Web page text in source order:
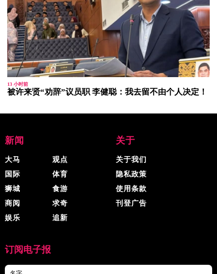
13 小时前
被许来贤“劝辞”议员职 李健聪：我去留不由个人决定！
新闻
大马
国际
狮城
商阅
娱乐
观点
体育
食游
求奇
追新
关于
关于我们
隐私政策
使用条款
刊登广告
订阅电子报